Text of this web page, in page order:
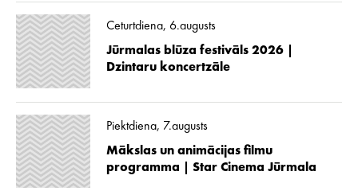
Ceturtdiena, 6.augusts
Jūrmalas blūza festivāls 2026 |
Dzintaru koncertzāle
Piektdiena, 7.augusts
Mākslas un animācijas filmu
programma | Star Cinema Jūrmala